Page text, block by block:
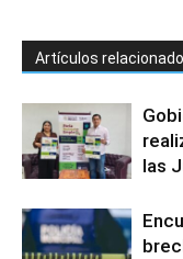
Artículos
las